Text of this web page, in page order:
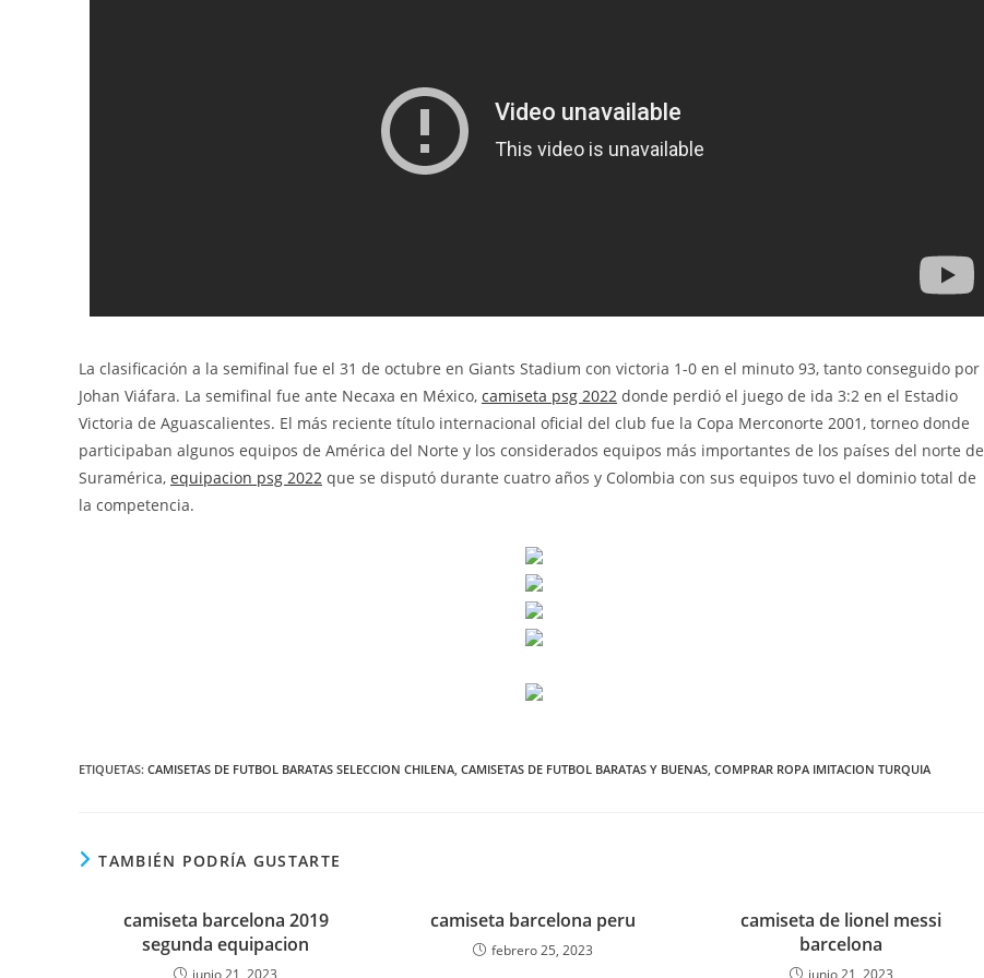
La clasificación a la semifinal fue el 31 de octubre en Giants Stadium con victoria 1-0 en el minuto 93, tanto conseguido por
Johan Viáfara. La semifinal fue ante Necaxa en México, camiseta psg 2022 donde perdió el juego de ida 3:2 en el Estadio
Victoria de Aguascalientes. El más reciente título internacional oficial del club fue la Copa Merconorte 2001, torneo donde
participaban algunos equipos de América del Norte y los considerados equipos más importantes de los países del norte de
Suramérica, equipacion psg 2022 que se disputó durante cuatro años y Colombia con sus equipos tuvo el dominio total de
la competencia.
ETIQUETAS: CAMISETAS DE FUTBOL BARATAS SELECCION CHILENA, CAMISETAS DE FUTBOL BARATAS Y BUENAS, COMPRAR ROPA IMITACION TURQUIA
TAMBIÉN PODRÍA GUSTARTE
camiseta barcelona 2019
segunda equipacion
junio 21, 2023
camiseta barcelona peru
febrero 25, 2023
camiseta de lionel messi
barcelona
junio 21, 2023